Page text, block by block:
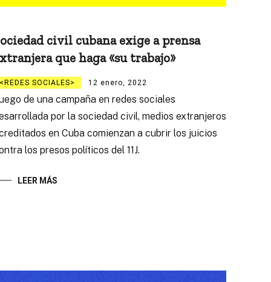
civil cubana exige a prensa
que haga «su trabajo»
REDES SOCIALES 12 enero, 2022
de una campaña en redes sociales
por la sociedad civil, medios extranjeros
en Cuba comienzan a cubrir los juicios
los presos políticos del 11J.
LEER MÁS